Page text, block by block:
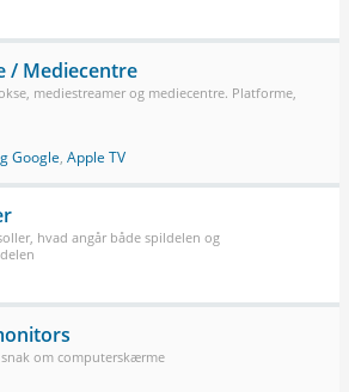
/ Mediecentre
mediestreamer og mediecentre. Platforme,
Google, Apple TV
hvad angår både spildelen og
om computerskærme